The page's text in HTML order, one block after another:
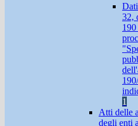
32,
1
Atti delle
degli enti